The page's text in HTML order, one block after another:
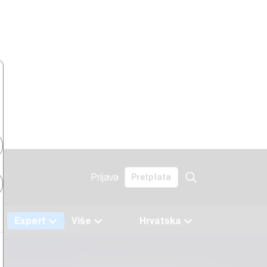
Prijava Pretplata
Hrvatska
Expert Više